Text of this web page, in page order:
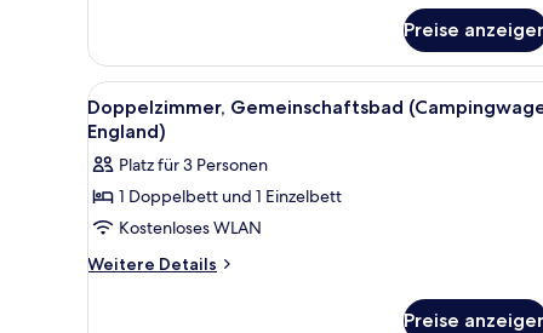
Zimmer
(Campingwagen
Finnland)
Preise
Alle
Fotos
für
Doppelzimmer,
Gemeinschaftsbad
(Campingwagen
England)
Doppelzimmer,
5
Doppelzimmer, Gemeinschaftsbad
England)
Platz für 3 Personen
1 Doppelbett und 1 Einzelbett
Kostenloses WLAN
Weitere Details
Weitere
Preise